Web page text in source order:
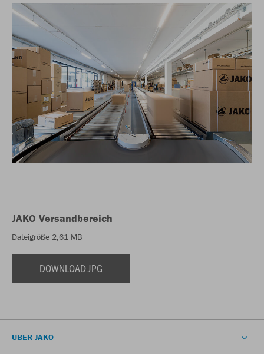
JAKO Versandbereich
Dateigröße 2,61 MB
DOWNLOAD JPG
ÜBER JAKO